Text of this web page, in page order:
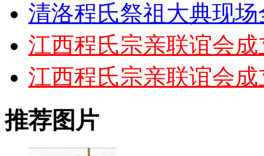
清洛程氏祭祖大典现
江西程氏宗亲联谊会
江西程氏宗亲联谊会
推荐图片